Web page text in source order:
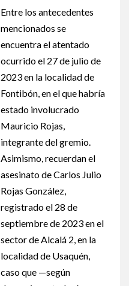
Entre los antecedentes
mencionados se
encuentra el atentado
ocurrido el 27 de julio de
2023 en la localidad de
Fontibón, en el que habría
estado involucrado
Mauricio Rojas,
integrante del gremio.
Asimismo, recuerdan el
asesinato de Carlos Julio
Rojas González,
registrado el 28 de
septiembre de 2023 en el
sector de Alcalá 2, en la
localidad de Usaquén,
caso que —según